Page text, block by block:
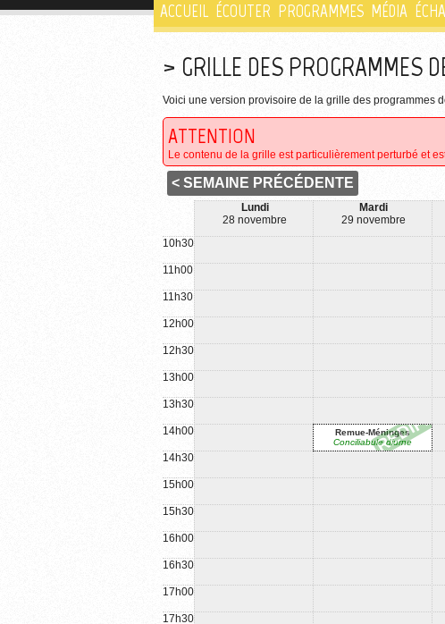
ACCUEIL ÉCOUTER PROGRAMMES MÉDIA
GRILLE DES PROGRAMMES
Voici une version provisoire de la grille des programmes
ATTENTION
Le contenu de la grille est particulièrement perturbé et
< SEMAINE PRÉCÉDENTE
Lundi
28 novembre
Mardi
29 novembre
10h30
11h00
11h30
12h00
12h30
13h00
13h30
14h00
14h30
15h00
15h30
16h00
16h30
17h00
17h30
Remue-Méninges
Conciliabule diurne